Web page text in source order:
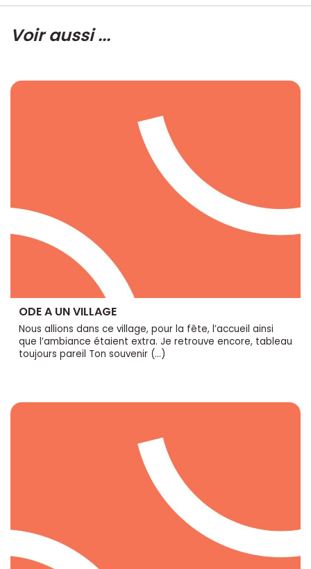
Voir aussi ...
ODE A UN VILLAGE
Nous allions dans ce village, pour la fête, l’accueil ainsi
que l’ambiance étaient extra. Je retrouve encore, tableau
toujours pareil Ton souvenir (…)